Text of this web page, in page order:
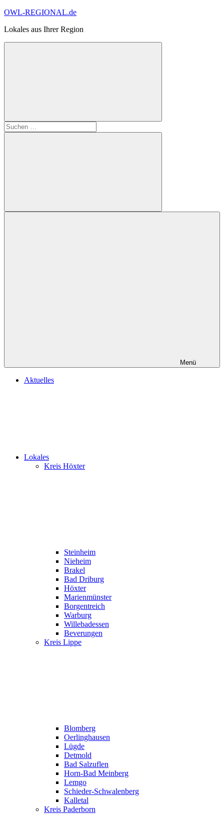
Zum
springen
OWL-REGIONAL.de
Lokales aus Ihrer Region
Suchformular
öffnen
Suchen
nach:
Suchen
Menü
Aktuelles
Lokales
Kreis Höxter
Steinheim
Nieheim
Brakel
Bad Driburg
Höxter
Marienmünster
Borgentreich
Warburg
Willebadessen
Beverungen
Kreis Lippe
Blomberg
Oerlinghausen
Lügde
Detmold
Bad Salzuflen
Horn-Bad Meinberg
Lemgo
Schieder-Schwalenberg
Kalletal
Kreis Paderborn